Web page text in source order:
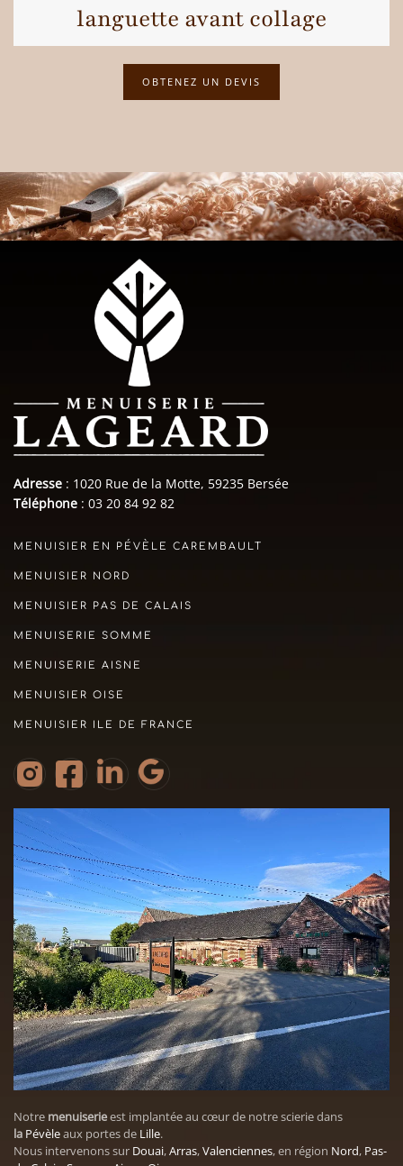
languette avant collage
OBTENEZ UN DEVIS
Adresse : 1020 Rue de la Motte, 59235 Bersée
Téléphone : 03 20 84 92 82
MENUISIER EN PÉVÈLE CAREMBAULT
MENUISIER NORD
MENUISIER PAS DE CALAIS
MENUISERIE SOMME
MENUISERIE AISNE
MENUISIER OISE
MENUISIER ILE DE FRANCE
Notre menuiserieest implantée au cœur de notre scierie dans
la Pévèleaux portes de Lille.
Nous intervenons sur Douai,Arras,Valenciennes, en région Nord, Pas-